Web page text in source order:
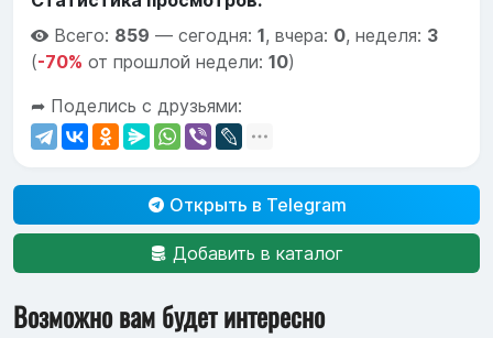
Всего: 859 — сегодня: 1, вчера: 0, неделя: 3
(-70% от прошлой недели: 10)
➦ Поделись с друзьями:
Открыть в Telegram
Добавить в каталог
Возможно вам будет интересно